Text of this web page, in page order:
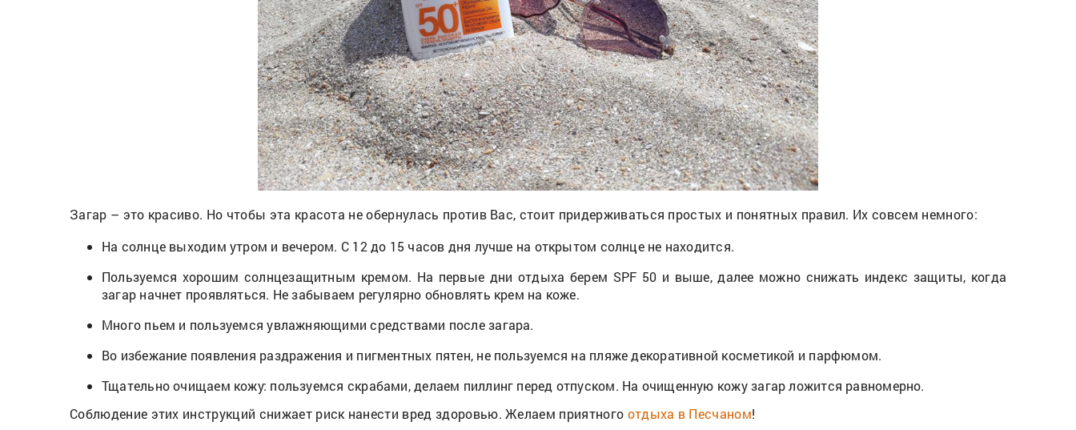
Загар – это красиво. Но чтобы эта красота не обернулась против Вас, стоит придерживаться простых и понятных правил. Их совсем немного:
На солнце выходим утром и вечером. С 12 до 15 часов дня лучше на открытом солнце не находится.
Пользуемся хорошим солнцезащитным кремом. На первые дни отдыха берем SPF 50 и выше, далее можно снижать индекс защиты, когда
загар начнет проявляться. Не забываем регулярно обновлять крем на коже.
Много пьем и пользуемся увлажняющими средствами после загара.
Во избежание появления раздражения и пигментных пятен, не пользуемся на пляже декоративной косметикой и парфюмом.
Тщательно очищаем кожу: пользуемся скрабами, делаем пиллинг перед отпуском. На очищенную кожу загар ложится равномерно.
Соблюдение этих инструкций снижает риск нанести вред здоровью. Желаем приятного отдыха в Песчаном!